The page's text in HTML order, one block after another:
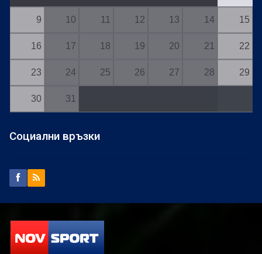
9 10 11 12 13 14 15
16 17 18 19 20 21 22
23 24 25 26 27 28 29
30 31
Социални връзки